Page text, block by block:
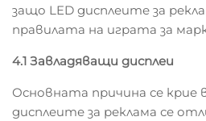
защо LED дисплеите за
правилата на играта за
4.1 Завладяващи дисплеи
Основната причина се крие
дисплеите за реклама се